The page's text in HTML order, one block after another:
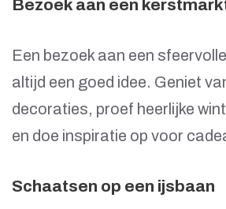
Bezoek aan een
Een bezoek aan een
altijd een goed idee. Geniet
decoraties, proef heerlijke
en doe inspiratie op voor
Schaatsen op een ijsbaan